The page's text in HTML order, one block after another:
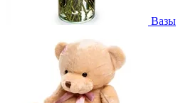
Вазы